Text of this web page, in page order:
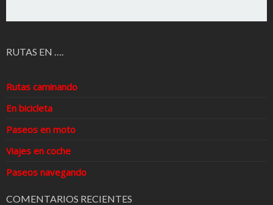
RUTAS EN ….
Rutas caminando
En bicicleta
Paseos en moto
Viajes en coche
Paseos navegando
COMENTARIOS RECIENTES